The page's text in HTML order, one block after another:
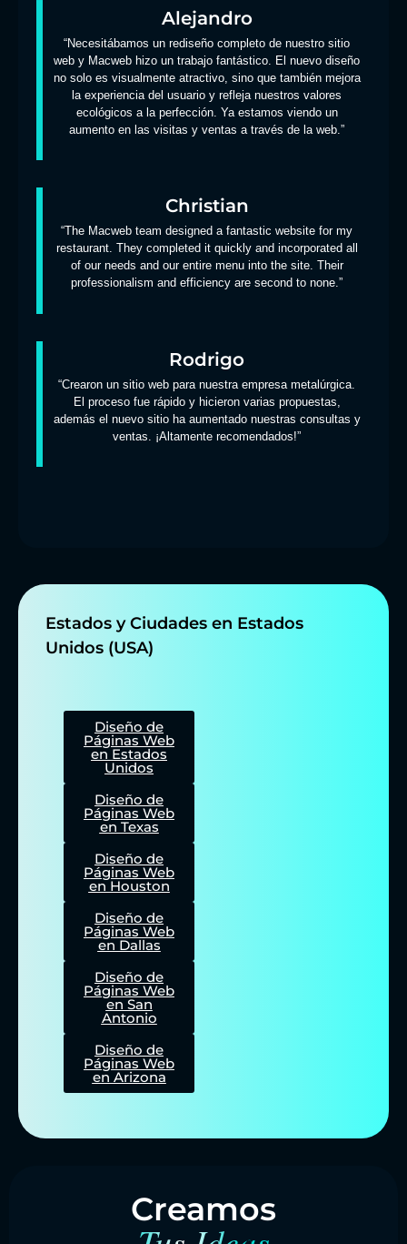
Alejandro
“Necesitábamos un rediseño completo de nuestro sitio
web y Macweb hizo un trabajo fantástico. El nuevo diseño
no solo es visualmente atractivo, sino que también mejora
la experiencia del usuario y refleja nuestros valores
ecológicos a la perfección. Ya estamos viendo un
aumento en las visitas y ventas a través de la web.”
Christian
“The Macweb team designed a fantastic website for my
restaurant. They completed it quickly and incorporated all
of our needs and our entire menu into the site. Their
professionalism and efficiency are second to none.”
Rodrigo
“Crearon un sitio web para nuestra empresa metalúrgica.
El proceso fue rápido y hicieron varias propuestas,
además el nuevo sitio ha aumentado nuestras consultas y
ventas. ¡Altamente recomendados!”
Estados y Ciudades en Estados
Unidos (USA)
Diseño de
Páginas Web
en Estados
Unidos
Diseño de
Páginas Web
en Texas
Diseño de
Páginas Web
en Houston
Diseño de
Páginas Web
en Dallas
Diseño de
Páginas Web
en San
Antonio
Diseño de
Páginas Web
en Arizona
Creamos